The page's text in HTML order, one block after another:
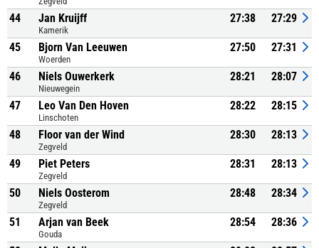
44 Jan Kruijff
Kamerik
27:38 27:29
45 Bjorn Van Leeuwen
Woerden
27:50 27:31
46 Niels Ouwerkerk
Nieuwegein
28:21 28:07
47 Leo Van Den Hoven
Linschoten
28:22 28:15
48 Floor van der Wind
Zegveld
28:30 28:13
49 Piet Peters
Zegveld
28:31 28:13
50 Niels Oosterom
Zegveld
28:48 28:34
51 Arjan van Beek
Gouda
28:54 28:36